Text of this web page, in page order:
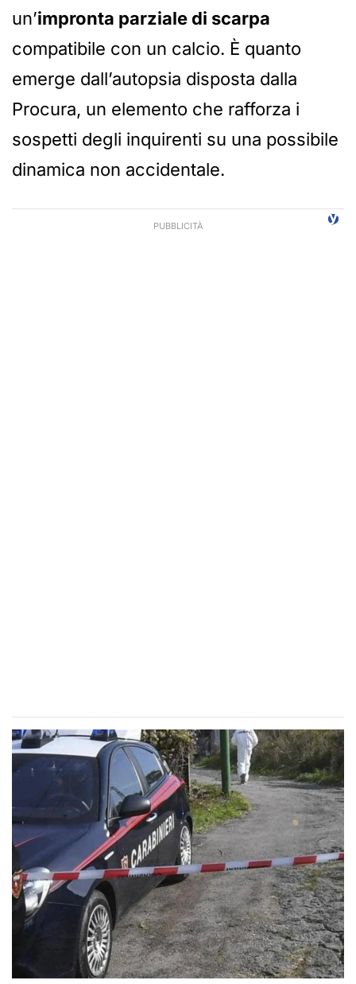
un’impronta parziale di scarpa
compatibile con un calcio. È quanto
emerge dall’autopsia disposta dalla
Procura, un elemento che rafforza i
sospetti degli inquirenti su una possibile
dinamica non accidentale.